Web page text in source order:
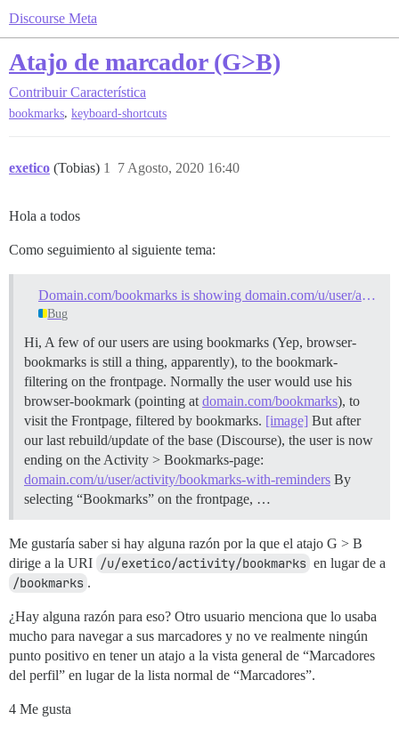
Discourse Meta
Atajo de marcador (G>B)
Contribuir Característica
bookmarks, keyboard-shortcuts
exetico (Tobias) 7 Agosto, 2020 16:40
1
Hola a todos
Como seguimiento al siguiente tema:
Domain.com/bookmarks is showing domain.com/u/user/activity/bookmarks-with-reminders
Bug
Hi, A few of our users are using bookmarks (Yep, browser-
bookmarks is still a thing, apparently), to the bookmark-
filtering on the frontpage. Normally the user would use his
browser-bookmark (pointing at domain.com/bookmarks), to
visit the Frontpage, filtered by bookmarks. [image] But after
our last rebuild/update of the base (Discourse), the user is now
ending on the Activity > Bookmarks-page:
domain.com/u/user/activity/bookmarks-with-reminders By
selecting “Bookmarks” on the frontpage, …
Me gustaría saber si hay alguna razón por la que el atajo G > B
dirige a la URI /u/exetico/activity/bookmarks en lugar de a
/bookmarks .
¿Hay alguna razón para eso? Otro usuario menciona que lo usaba
mucho para navegar a sus marcadores y no ve realmente ningún
punto positivo en tener un atajo a la vista general de “Marcadores
del perfil” en lugar de la lista normal de “Marcadores”.
4 Me gusta